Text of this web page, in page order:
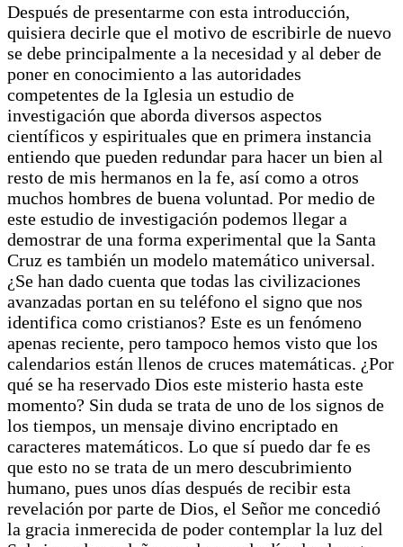
Después de presentarme con esta introducción,
quisiera decirle que el motivo de escribirle de nuevo
se debe principalmente a la necesidad y al deber de
poner en conocimiento a las autoridades
competentes de la Iglesia un estudio de
investigación que aborda diversos aspectos
científicos y espirituales que en primera instancia
entiendo que pueden redundar para hacer un bien al
resto de mis hermanos en la fe, así como a otros
muchos hombres de buena voluntad. Por medio de
este estudio de investigación podemos llegar a
demostrar de una forma experimental que la Santa
Cruz es también un modelo matemático universal.
¿Se han dado cuenta que todas las civilizaciones
avanzadas portan en su teléfono el signo que nos
identifica como cristianos? Este es un fenómeno
apenas reciente, pero tampoco hemos visto que los
calendarios están llenos de cruces matemáticas. ¿Por
qué se ha reservado Dios este misterio hasta este
momento? Sin duda se trata de uno de los signos de
los tiempos, un mensaje divino encriptado en
caracteres matemáticos. Lo que sí puedo dar fe es
que esto no se trata de un mero descubrimiento
humano, pues unos días después de recibir esta
revelación por parte de Dios, el Señor me concedió
la gracia inmerecida de poder contemplar la luz del